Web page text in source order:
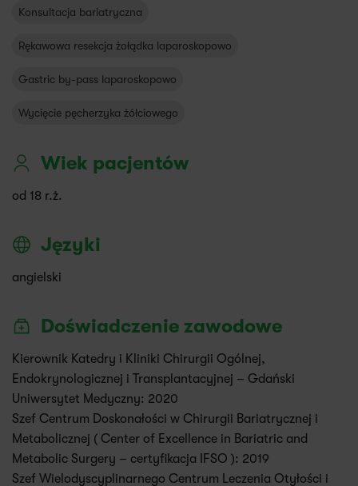
Konsultacja bariatryczna
Rękawowa resekcja żołądka laparoskopowo
Gastric by-pass laparoskopowo
Wycięcie pęcherzyka żółciowego
Wiek pacjentów
od 18 r.ż.
Języki
angielski
Doświadczenie zawodowe
Kierownik Katedry i Kliniki Chirurgii Ogólnej,
Endokrynologicznej i Transplantacyjnej – Gdański
Uniwersytet Medyczny: 2020
Szef Centrum Doskonałości w Chirurgii Bariatrycznej i
Metabolicznej ( Center of Excellence in Bariatric and
Metabolic Surgery – certyfikacja IFSO ): 2019
Szef Wielodyscyplinarnego Centrum Leczenia Otyłości i